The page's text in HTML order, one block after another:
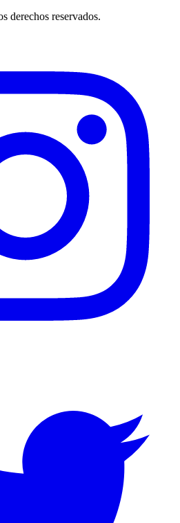
derechos reservados.